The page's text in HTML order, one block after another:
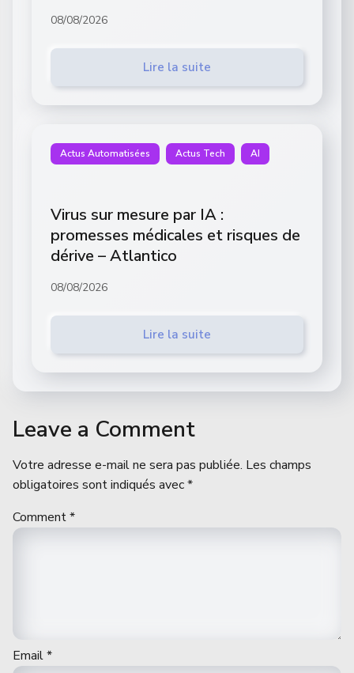
08/08/2026
Lire la suite
Actus Automatisées Actus Tech AI
Virus sur mesure par IA :
promesses médicales et risques de
dérive – Atlantico
08/08/2026
Lire la suite
Leave a Comment
Votre adresse e-mail ne sera pas publiée. Les champs
obligatoires sont indiqués avec*
Comment*
Email*